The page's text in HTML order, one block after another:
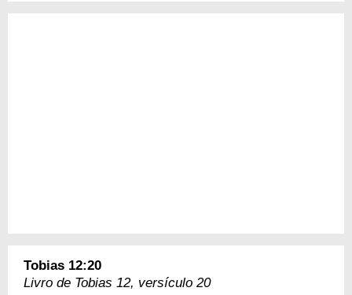
Tobias 12:20
Livro de Tobias 12, versículo 20